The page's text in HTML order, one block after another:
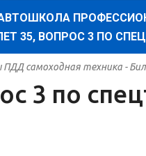
35, ВОПРОС 3 ПО
самоходная техника -
3 по